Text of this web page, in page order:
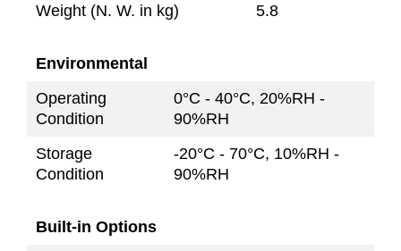
Weight (N. W. in kg)
5.8
Environmental
Operating
Condition
0°C - 40°C, 20%RH -
90%RH
Storage
Condition
-20°C - 70°C, 10%RH -
90%RH
Built-in Options